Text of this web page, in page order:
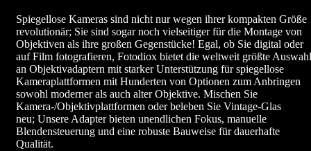
Spiegellose Kameras sind nicht nur wegen ihrer kompakten Größe
revolutionär; Sie sind sogar noch vielseitiger für die Montage von
Objektiven als ihre großen Gegenstücke! Egal, ob Sie digital oder
auf Film fotografieren, Fotodiox bietet die weltweit größte Auswahl
an Objektivadaptern mit starker Unterstützung für spiegellose
Kameraplattformen mit Hunderten von Optionen zum Anbringen
sowohl moderner als auch alter Objektive. Mischen Sie
Kamera-/Objektivplattformen oder beleben Sie Vintage-Glas
neu; Unsere Adapter bieten unendlichen Fokus, manuelle
Blendensteuerung und eine robuste Bauweise für dauerhafte
Qualität.